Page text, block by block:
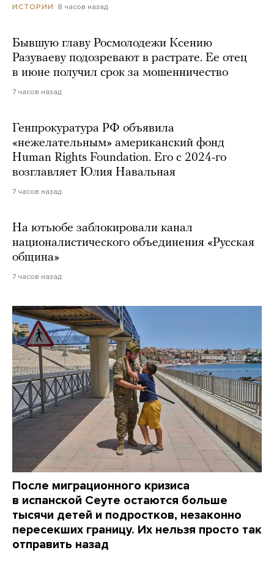
ИСТОРИИ 8 часов назад
Бывшую главу Росмолодежи Ксению
Разуваеву подозревают в растрате. Ее отец
в июне получил срок за мошенничество
7 часов назад
Генпрокуратура РФ объявила
«нежелательным» американский фонд
Human Rights Foundation. Его с 2024-го
возглавляет Юлия Навальная
7 часов назад
На ютьюбе заблокировали канал
националистического объединения «Русская
община»
7 часов назад
После миграционного кризиса
в испанской Сеуте остаются больше
тысячи детей и подростков, незаконно
пересекших границу. Их нельзя просто так
отправить назад